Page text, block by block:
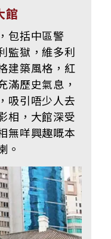
館
包括中區警
監獄，維多利
建築風格，紅
滿歷史氣息，
吸引唔少人去
相，大館深受
無咩興趣嘅本
。